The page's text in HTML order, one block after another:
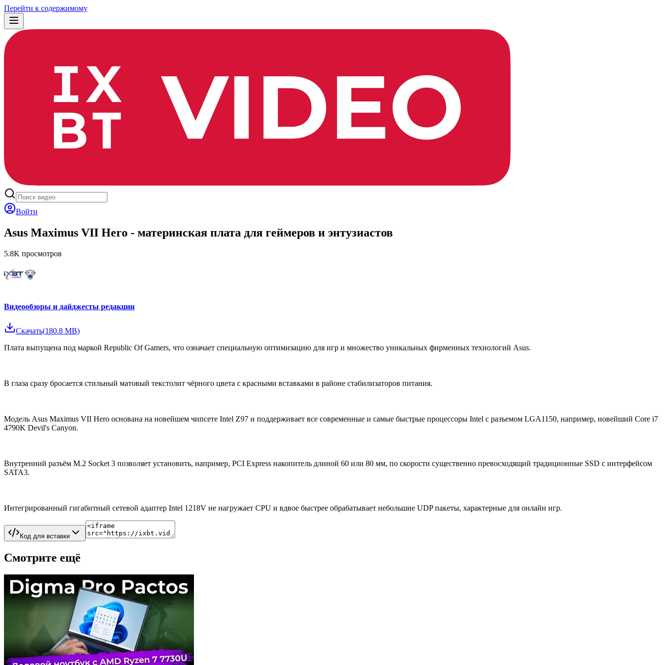
Перейти к содержимому
Войти
Asus Maximus VII Hero - материнская плата для геймеров и энтузиастов
5.8K просмотров
Видеообзоры и дайджесты редакции
Скачать(180.8 MB)
Плата выпущена под маркой Republic Of Gamers, что означает специальную оптимизацию для игр и множество уникальных фирменных технологий Asus.
В глаза сразу бросается стильный матовый текстолит чёрного цвета с красными вставками в районе стабилизаторов питания.
Модель Asus Maximus VII Hero основана на новейшем чипсете Intel Z97 и поддерживает все современные и самые быстрые процессоры Intel с разъемом LGA1150, например, новейший Core i7
4790K Devil's Canyon.
Внутренний разъём M.2 Socket 3 позволяет установить, например, PCI Express накопитель длиной 60 или 80 мм, по скорости существенно превосходящий традиционные SSD с интерфейсом
SATA3.
Интегрированный гигабитный сетевой адаптер Intel 1218V не нагружает CPU и вдвое быстрее обрабатывает небольшие UDP пакеты, характерные для онлайн игр.
Код для вставки
Смотрите ещё